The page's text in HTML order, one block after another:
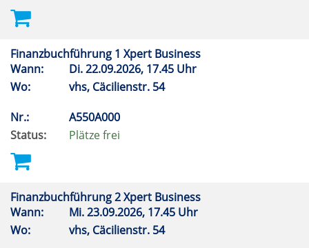
Finanzbuchführung 1 Xpert Business
Wann:
Di.22.09.2026, 17.45 Uhr
Wo:
vhs, Cäcilienstr. 54
Nr.:
A550A000
Status:
Plätze frei
Finanzbuchführung 2 Xpert Business
Wann:
Mi.23.09.2026, 17.45 Uhr
Wo:
vhs, Cäcilienstr. 54